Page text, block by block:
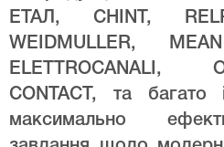
ЕТАЛ, CHINT,
WEIDMULLER,
CONTACT, та
максимально